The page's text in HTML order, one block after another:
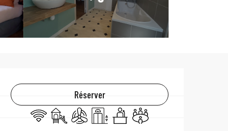
Ouverture et
Réserver
WiFi
Jeux pour enfants / Espace jeux
Air conditionné
AscenseurSéminairesSalle de réunion